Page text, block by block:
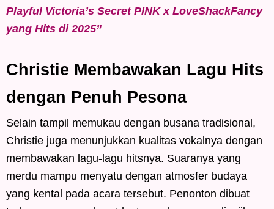
Playful Victoria’s Secret PINK x LoveShackFancy
yang Hits di 2025”
Christie Membawakan Lagu Hits
dengan Penuh Pesona
Selain tampil memukau dengan busana tradisional,
Christie juga menunjukkan kualitas vokalnya dengan
membawakan lagu-lagu hitsnya. Suaranya yang
merdu mampu menyatu dengan atmosfer budaya
yang kental pada acara tersebut. Penonton dibuat